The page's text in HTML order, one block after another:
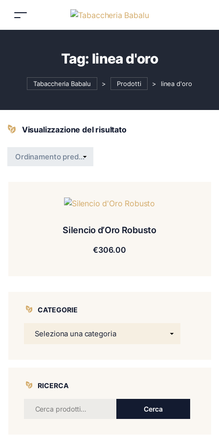
Tag: linea d'oro
Tabaccheria Babalu > Prodotti > linea d'oro
Visualizzazione del risultato
Silencio d’Oro Robusto
€306.00
CATEGORIE
RICERCA
Cerca